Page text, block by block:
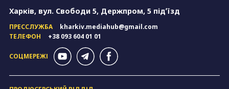
Харків, вул. Свободи 5, Держпром, 5 підʼїзд
ПРЕССЛУЖБА
kharkiv.mediahub@gmail.com
ТЕЛЕФОН
+38 093 604 01 01
СОЦМЕРЕЖІ